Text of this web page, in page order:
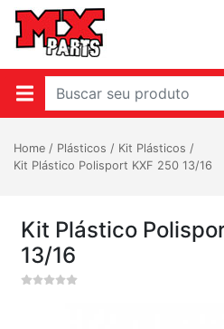
Home / Plásticos / Kit Plásticos /
Kit Plástico Polisport KXF 250 13/16
Kit Plástico
13/16